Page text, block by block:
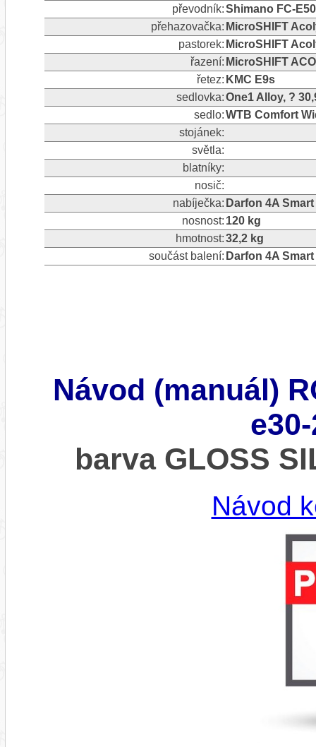
převodník:Shimano FC-
přehazovačka: MicroSHIFT
pastorek: MicroSHIFT
řazení: MicroSHIFT
řetez: KMC E9s
sedlovka:One1 Alloy, ?
sedlo:WTB Comfort
stojánek:
světla:
blatníky:
nosič:
nabíječka: Darfon 4A
nosnost: 120 kg
hmotnost:32,2 kg
součást balení: Darfon 4A
Návod (manuál)
barva GLOSS
Návod